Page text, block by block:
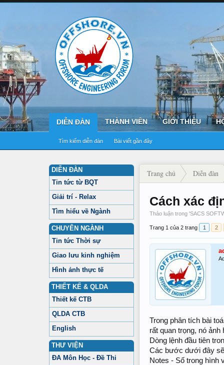
DIỄN ĐÀN
Tìm kiếm diễn đàn Bài viết gần đây
THÀNH VIÊN GIỚI THIỆU
DIỄN ĐÀN
Tin tức từ BQT
Giải trí - Relax
Tìm hiểu về Ngành
CHUYÊN NGÀNH
Tin tức Thời sự
Giao lưu kinh nghiệm
Hình ảnh thực tế
THIẾT KẾ & QLDA
Thiết kế CTB
QLDA CTB
English
THƯ VIỆN
ĐA Môn Học - Đề Thi
Trang chủ Diễn đàn
Cách xác
Thảo luận trong 'SACS
Trang 1 của 2 trang 1 2
Trong phân tích bài
rất quan trọng, nó
Dòng lệnh đầu tiên
Các bước dưới đây sẽ
Notes - Số trong hình